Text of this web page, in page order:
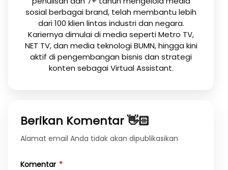
sosial berbagai brand, telah membantu lebih
dari 100 klien lintas industri dan negara.
Kariernya dimulai di media seperti Metro TV,
NET TV, dan media teknologi BUMN, hingga kini
aktif di pengembangan bisnis dan strategi
konten sebagai Virtual Assistant.
Berikan Komentar 👋🏻
Alamat email Anda tidak akan dipublikasikan
Komentar *